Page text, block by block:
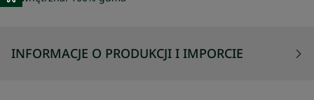
INFORMACJE O PRODUKCJI I IMPORCIE